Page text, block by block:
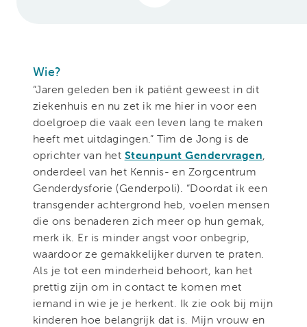
Wie?
“Jaren geleden ben ik patiënt geweest in dit
ziekenhuis en nu zet ik me hier in voor een
doelgroep die vaak een leven lang te maken
heeft met uitdagingen.” Tim de Jong is de
oprichter van het Steunpunt Gendervragen
onderdeel van het Kennis- en Zorgcentrum
Genderdysforie (Genderpoli). “Doordat ik een
transgender achtergrond heb, voelen mensen
die ons benaderen zich meer op hun gemak,
merk ik. Er is minder angst voor onbegrip,
waardoor ze gemakkelijker durven te praten.
Als je tot een minderheid behoort, kan het
prettig zijn om in contact te komen met
iemand in wie je je herkent. Ik zie ook bij mijn
kinderen hoe belangrijk dat is. Mijn vrouw en